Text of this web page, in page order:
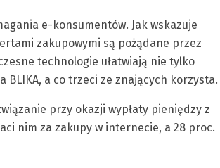
e-konsumentów. Jak wskazuje
zakupowymi są pożądane przez
technologie ułatwiają nie tylko
a co trzeci ze znających korzysta.
przy okazji wypłaty pieniędzy z
nim za zakupy w internecie, a 28 proc.